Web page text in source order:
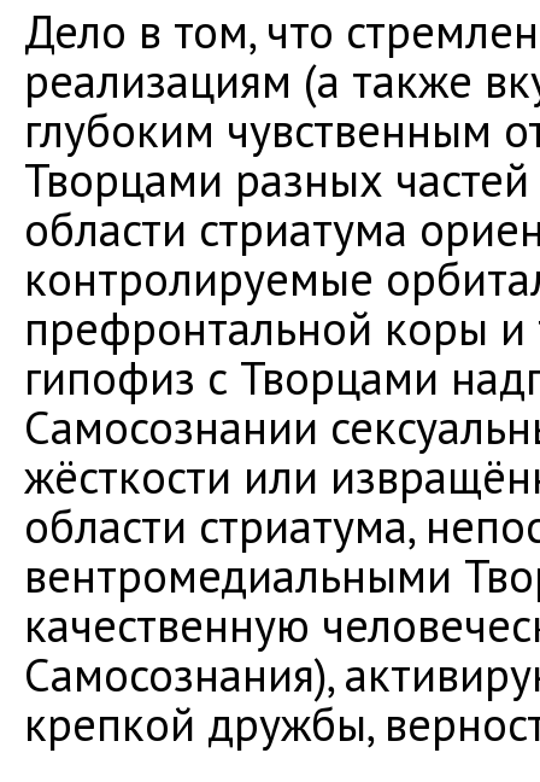
Дело в том, что
реализациям (а также
глубоким чувственным
Творцами разных
области стриатума
контролируемые
префронтальной коры и
гипофиз с Творцами
Самосознании
жёсткости или
области стриатума,
вентромедиальными
качественную
Самосознания),
крепкой дружбы,